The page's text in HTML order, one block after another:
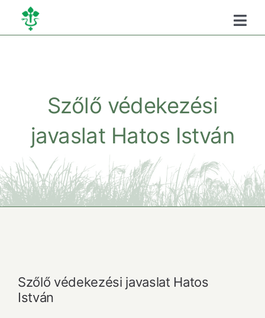
Kihagyás
Kamaráról
Oktatás
Szükséghelyzeti
Szőlő védekezési
javaslat Hatos István
Szőlő védekezési javaslat Hatos
István